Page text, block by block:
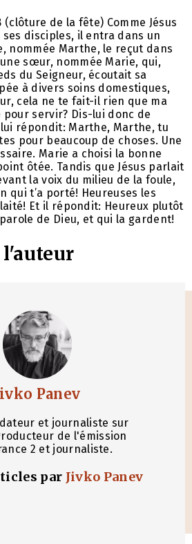
(clôture de la fête) Comme Jésus
disciples, il entra dans un
nommée Marthe, le reçut dans
sœur, nommée Marie, qui,
du Seigneur, écoutait sa
à divers soins domestiques,
cela ne te fait-il rien que ma
servir? Dis-lui donc de
lui répondit: Marthe, Marthe, tu
pour beaucoup de choses. Une
Marie a choisi la bonne
ôtée. Tandis que Jésus parlait
la voix du milieu de la foule,
qui t’a porté! Heureuses les
Et il répondit: Heureux plutôt
de Dieu, et qui la gardent!
l'auteur
Panev
et journaliste sur
de l'émission
2 et journaliste.
par Jivko Panev